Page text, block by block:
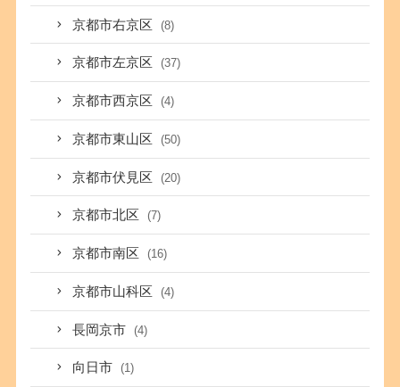
京都市右京区 (8)
京都市左京区 (37)
京都市西京区 (4)
京都市東山区 (50)
京都市伏見区 (20)
京都市北区 (7)
京都市南区 (16)
京都市山科区 (4)
長岡京市 (4)
向日市 (1)